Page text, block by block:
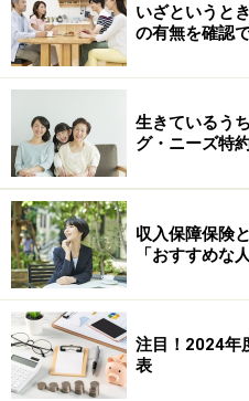
月払いにしている人は、年
しょう。手続きは1回だけ
率のいい稼がせ方でもあり
初から年払いで契約したい
※記事内容は執筆時点のもので
い。
本記事の内容は一般的な情報提
商品や投資行動を推奨するもの
投資や資産運用に関する最終的
行ってください。
掲載情報の正確性・完全性につ
が、その内容を保証するもので
などについて当社は一切の責任
最新の情報や詳細については、
の公式情報をご確認ください。
いざというと
の有無を確認
生きているう
グ・ニーズ特
収入保障保険
「おすすめな
注目！2024年
表